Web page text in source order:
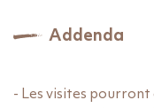
Addenda
- Les visites pourront